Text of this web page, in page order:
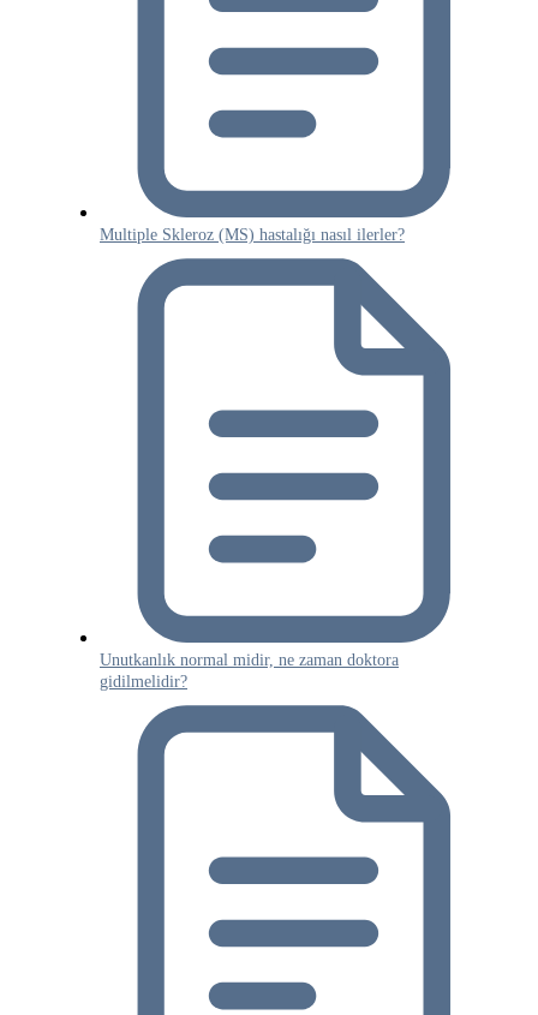
Multiple Skleroz (MS) hastalığı nasıl ilerler?
Unutkanlık normal midir, ne zaman doktora
gidilmelidir?